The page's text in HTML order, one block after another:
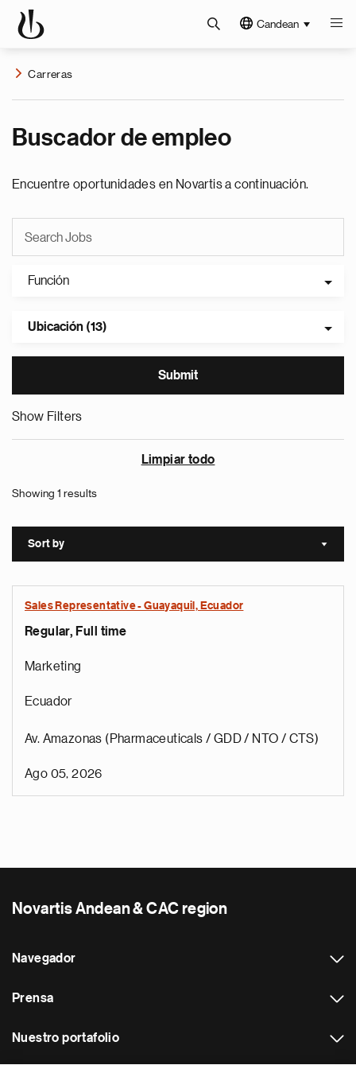
Candean
Carreras
Buscador de empleo
Encuentre oportunidades en Novartis a continuación.
Función
Ubicación (13)
Show Filters
Limpiar todo
Showing 1 results
Sort by Sort
Sales Representative - Guayaquil, Ecuador
Regular, Full time
Marketing
Ecuador
Av. Amazonas (Pharmaceuticals / GDD / NTO / CTS)
Ago 05, 2026
Novartis Andean & CAC region
Navegador
Prensa
Nuestro portafolio